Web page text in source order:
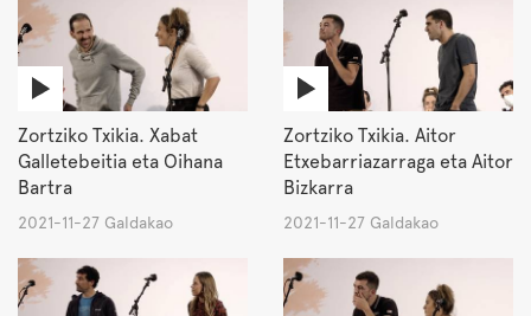
Zortziko Txikia. Xabat
Galletebeitia eta Oihana
Bartra
2021-11-27 Galdakao
Zortziko Txikia. Aitor
Etxebarriazarraga eta Aitor
Bizkarra
2021-11-27 Galdakao